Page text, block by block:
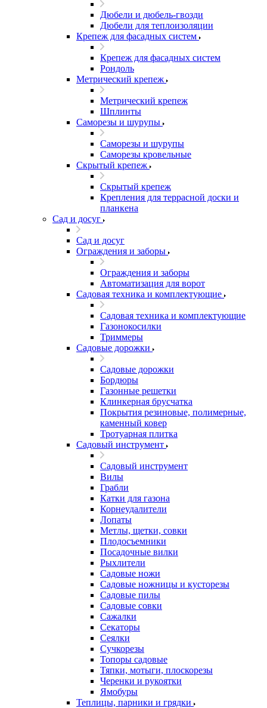
Дюбели и дюбель-гвозди
Дюбели для теплоизоляции
Крепеж для фасадных систем
Крепеж для фасадных систем
Рондоль
Метрический крепеж
Метрический крепеж
Шплинты
Саморезы и шурупы
Саморезы и шурупы
Саморезы кровельные
Скрытый крепеж
Скрытый крепеж
Крепления для террасной доски и
планкена
Сад и досуг
Сад и досуг
Ограждения и заборы
Ограждения и заборы
Автоматизация для ворот
Садовая техника и комплектующие
Садовая техника и комплектующие
Газонокосилки
Триммеры
Садовые дорожки
Садовые дорожки
Бордюры
Газонные решетки
Клинкерная брусчатка
Покрытия резиновые, полимерные,
каменный ковер
Тротуарная плитка
Садовый инструмент
Садовый инструмент
Вилы
Грабли
Катки для газона
Корнеудалители
Лопаты
Метлы, щетки, совки
Плодосъемники
Посадочные вилки
Рыхлители
Садовые ножи
Садовые ножницы и кусторезы
Садовые пилы
Садовые совки
Сажалки
Секаторы
Сеялки
Сучкорезы
Топоры садовые
Тяпки, мотыги, плоскорезы
Черенки и рукоятки
Ямобуры
Теплицы, парники и грядки